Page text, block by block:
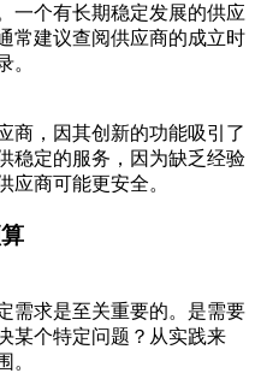
一个有长期稳定发展的供应
常建议查阅供应商的成立时
。
商，因其创新的功能吸引了
稳定的服务，因为缺乏经验
应商可能更安全。
需求是至关重要的。是需要
某个特定问题？从实践来
。